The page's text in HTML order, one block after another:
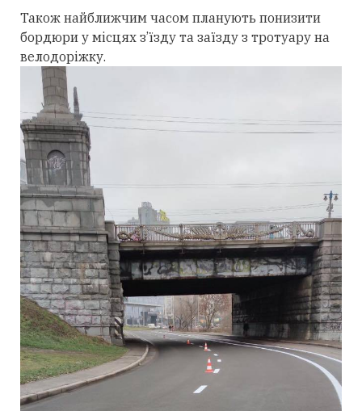
Також найближчим часом планують понизити
бордюри у місцях з’їзду та заїзду з тротуару на
велодоріжку.